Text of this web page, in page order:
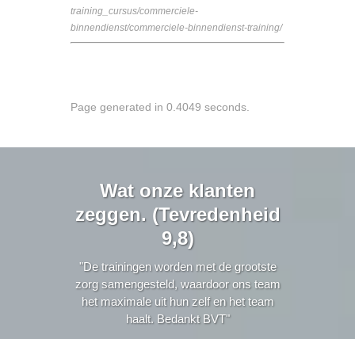
training_cursus/commerciele-
binnendienst/commerciele-binnendienst-training/
Page generated in 0.4049 seconds.
Wat onze klanten
zeggen. (Tevredenheid
9,8)
"De trainingen worden met de grootste
zorg samengesteld, waardoor ons team
het maximale uit hun zelf en het team
haalt. Bedankt BVT"